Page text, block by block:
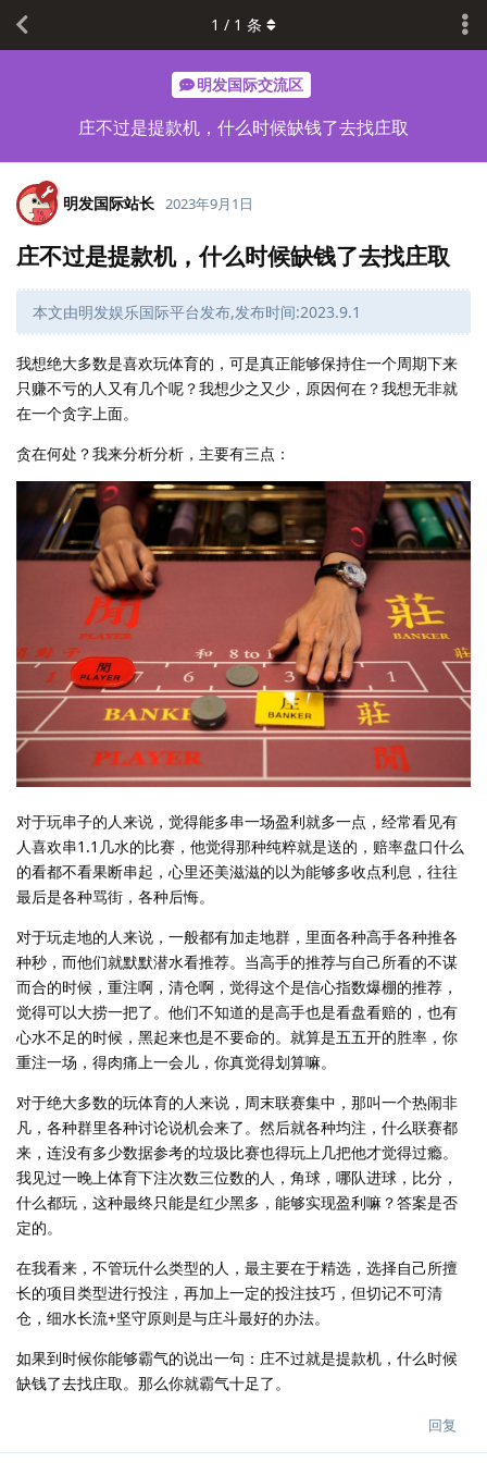
明发国际交流区
庄不过是提款机，什么时候缺钱了去找庄取
1 / 1 条
明发国际站长 2023年9月1日
庄不过是提款机，什么时候缺钱了去找庄取
本文由明发娱乐国际平台发布,发布时间:2023.9.1
我想绝大多数是喜欢玩体育的，可是真正能够保持住一个周期下来
只赚不亏的人又有几个呢？我想少之又少，原因何在？我想无非就
在一个贪字上面。
贪在何处？我来分析分析，主要有三点：
对于玩串子的人来说，觉得能多串一场盈利就多一点，经常看见有
人喜欢串1.1几水的比赛，他觉得那种纯粹就是送的，赔率盘口什么
的看都不看果断串起，心里还美滋滋的以为能够多收点利息，往往
最后是各种骂街，各种后悔。
对于玩走地的人来说，一般都有加走地群，里面各种高手各种推各
种秒，而他们就默默潜水看推荐。当高手的推荐与自己所看的不谋
而合的时候，重注啊，清仓啊，觉得这个是信心指数爆棚的推荐，
觉得可以大捞一把了。他们不知道的是高手也是看盘看赔的，也有
心水不足的时候，黑起来也是不要命的。就算是五五开的胜率，你
重注一场，得肉痛上一会儿，你真觉得划算嘛。
对于绝大多数的玩体育的人来说，周末联赛集中，那叫一个热闹非
凡，各种群里各种讨论说机会来了。然后就各种均注，什么联赛都
来，连没有多少数据参考的垃圾比赛也得玩上几把他才觉得过瘾。
我见过一晚上体育下注次数三位数的人，角球，哪队进球，比分，
什么都玩，这种最终只能是红少黑多，能够实现盈利嘛？答案是否
定的。
在我看来，不管玩什么类型的人，最主要在于精选，选择自己所擅
长的项目类型进行投注，再加上一定的投注技巧，但切记不可清
仓，细水长流+坚守原则是与庄斗最好的办法。
如果到时候你能够霸气的说出一句：庄不过就是提款机，什么时候
缺钱了去找庄取。那么你就霸气十足了。
回复